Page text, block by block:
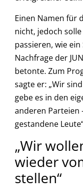
Einen Namen für
nicht, jedoch
passieren, wie
Nachfrage der
betonte. Zum
sagte er: „Wir
gebe es in den
anderen Parteien
gestandene
„Wir
wieder
stellen“